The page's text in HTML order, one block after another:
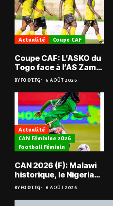
Actualité Coupe CAF
Coupe CAF: L’ASKO du
Togo face à l’AS Zam
du Niger
BYFOOT.TG 6 AOÛT 2026
Actualité
CAN Féminine 2026
Football Féminin
CAN 2026 (F): Malawi
historique, le Nigeria
sauvé, la Zambie
éliminée
BYFOOT.TG 6 AOÛT 2026